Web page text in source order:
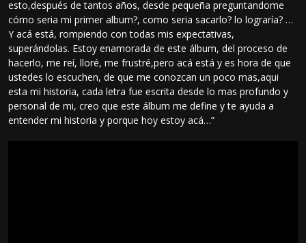
esto,después de tantos años, desde pequeña preguntandome
cómo seria mi primer album?, como seria sacarlo? lo lograría? …
Y acá está, rompiendo con todas mis expectativas,
superándolas. Estoy enamorada de este álbum, del proceso de
hacerlo, me reí, lloré, me frustré,pero acá está y es hora de que
ustedes lo escuchen, de que me conozcan un poco mas,aqui
esta mi historia, cada letra fue escrita desde lo mas profundo y
personal de mi, creo que este álbum me define y te ayuda a
entender mi historia y porque hoy estoy acá…”